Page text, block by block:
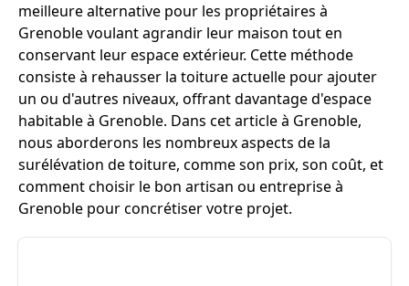
meilleure alternative pour les propriétaires à
Grenoble voulant agrandir leur maison tout en
conservant leur espace extérieur. Cette méthode
consiste à rehausser la toiture actuelle pour ajouter
un ou d'autres niveaux, offrant davantage d'espace
habitable à Grenoble. Dans cet article à Grenoble,
nous aborderons les nombreux aspects de la
surélévation de toiture, comme son prix, son coût, et
comment choisir le bon artisan ou entreprise à
Grenoble pour concrétiser votre projet.